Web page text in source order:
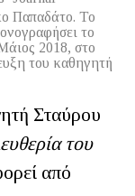
Παπαδάτο. Το
το
2018, στο
του καθηγητή
Σταύρου
του
από